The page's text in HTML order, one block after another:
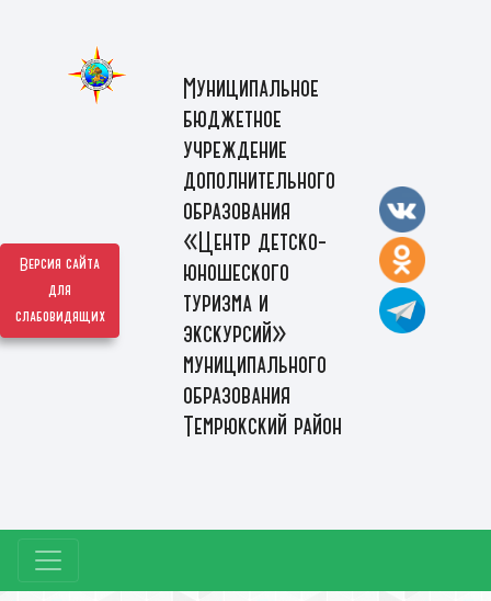
Версия сайта
для
слабовидящих
Муниципальное
бюджетное
учреждение
дополнительного
образования
«Центр детско-
юношеского
туризма и
экскурсий»
муниципального
образования
Темрюкский район